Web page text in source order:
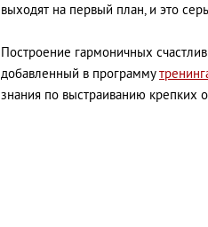
выходят на первый план, и это
Построение гармоничных
добавленный в программу
знания по выстраиванию крепких